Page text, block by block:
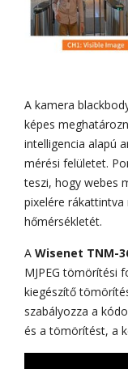
A kamera
képes
intelligencia alapú
mérési felületet.
teszi, hogy webes
pixelére
hőmérsékletét.
A Wisenet TNM-
MJPEG tömörítési
kiegészítő
szabályozza a
és a tömörítést, a